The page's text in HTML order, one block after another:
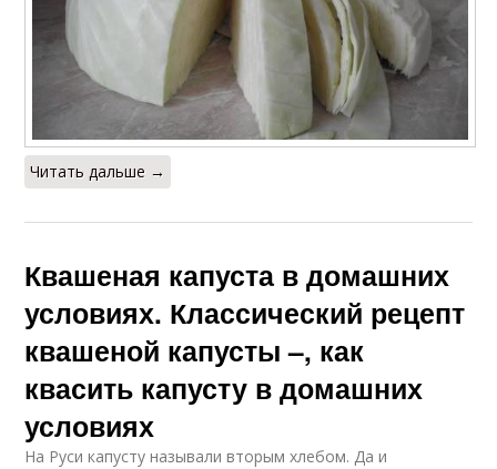
Читать дальше →
Квашеная капуста в домашних
условиях. Классический рецепт
квашеной капусты –, как
квасить капусту в домашних
условиях
На Руси капусту называли вторым хлебом. Да и